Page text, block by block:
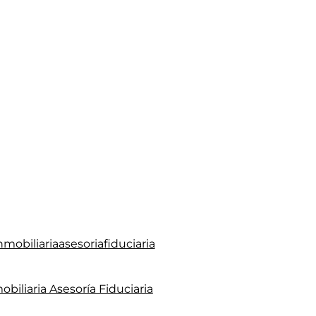
Asesoría Fiduciaria